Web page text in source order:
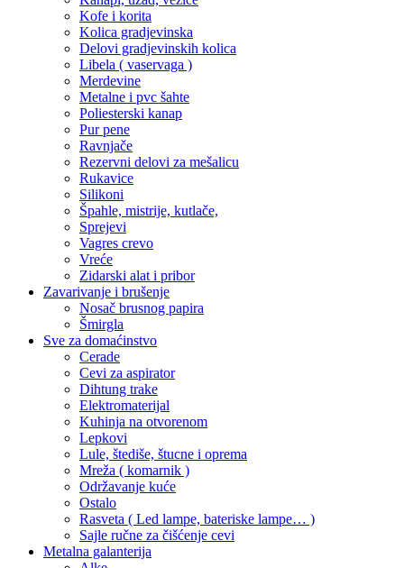
Kofe i korita
Kolica gradjevinska
Delovi gradjevinskih kolica
Libela ( vaservaga )
Merdevine
Metalne i pvc šahte
Poliesterski kanap
Pur pene
Ravnjače
Rezervni delovi za mešalicu
Rukavice
Silikoni
Špahle, mistrije, kutlače,
Sprejevi
Vagres crevo
Vreće
Zidarski alat i pribor
Zavarivanje i brušenje
Nosač brusnog papira
Šmirgla
Sve za domaćinstvo
Cerade
Cevi za aspirator
Dihtung trake
Elektromaterijal
Kuhinja na otvorenom
Lepkovi
Lule, štediše, štucne i oprema
Mreža ( komarnik )
Održavanje kuće
Ostalo
Rasveta ( Led lampe, bateriske lampe… )
Sajle ručne za čišćenje cevi
Metalna galanterija